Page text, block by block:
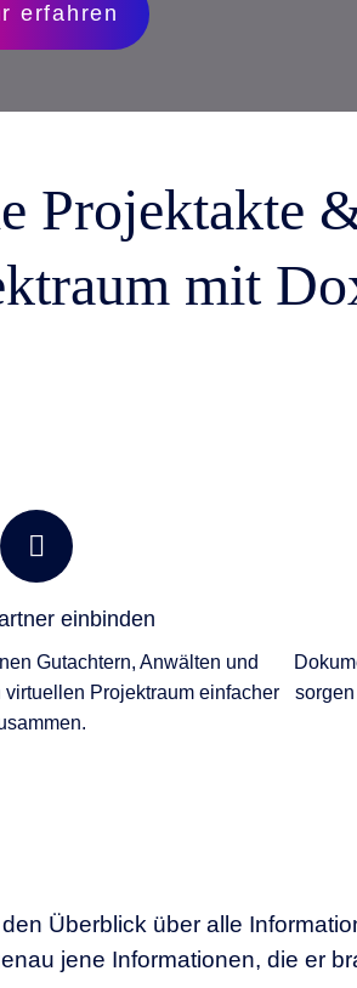
erfahren
Projektakte
mit
einbinden
Gutachtern, Anwälten und
virtuellen Projektraum einfacher
Überblick über alle
jene Informationen, die er